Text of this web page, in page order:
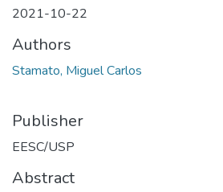
2021-10-22
Authors
Stamato, Miguel Carlos
Publisher
EESC/USP
Abstract